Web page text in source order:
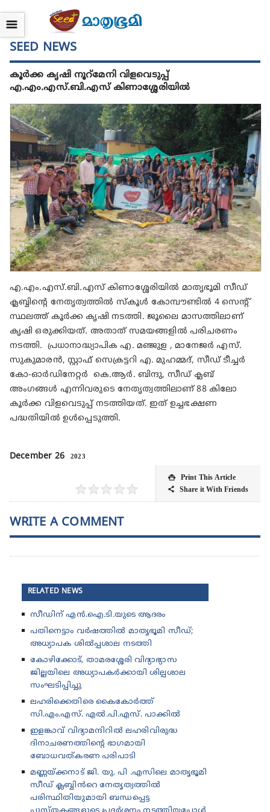
☰
SEED NEWS
കൂർക്ക കൃഷി നൂറ്മേനി വിളവെടുപ്പ്
എ.എം.എസ്.ബി.എസ് കിണാശ്ശേരിയിൽ
എ.എം.എസ്.ബി.എസ് കിണാശ്ശേരിയിൽ മാതൃഭൂമി സീഡ്
ക്ലബ്ബിന്റെ നേതൃത്വത്തിൽ സ്കൂൾ കോമ്പൗണ്ടിൽ 4 സെന്റ്
സ്ഥലത്ത് കൂർക്ക കൃഷി നടത്തി. ജൂലൈ മാസത്തിലാണ്
കൃഷി ഒരുക്കിയത്. അതാത് സമയങ്ങളിൽ പരിചരണം
നടത്തി. പ്രധാനാദ്ധ്യാപിക എ. മഞ്ജുള , മാനേജർഎസ്.
സുകുമാരൻ, സ്റ്റാഫ് സെക്രട്ടറി എ. മുഹമ്മദ്, സീഡ് ടീച്ചർ
കോ-ഓർഡിനേറ്റർ കെ.ആർ. ബിന്ദു, സീഡ് ക്ലബ്
അംഗങ്ങൾ എന്നിവരുടെ നേതൃത്വത്തിലാണ് 88 കിലോ
കൂർക്ക വിളവെടുപ്പ് നടത്തിയത്. ഇത് ഉച്ചഭക്ഷണ
പദ്ധതിയിൽ ഉൾപ്പെടുത്തി.
December 26 2023
 Print This Article
 Share it With Friends
★★★ ★★
WRITE A COMMENT
RELATED NEWS
സീഡിന് എൻ.ഐ.ടി.യുടെ ആദരം
പതിനെട്ടാം വർഷത്തിൽ മാതൃഭൂമി സീഡ്;
അധ്യാപക ശിൽപ്പശാല നടത്തി
കോഴിക്കോട്, താമരശ്ശേരി വിദ്യാഭ്യാസ
ജില്ലയിലെ അധ്യാപകർക്കായി ശില്പശാല
സംഘടിപ്പിച്ചു
ലഹരിക്കെതിരെ കൈകോർത്ത്
സി.എം.എസ്. എൽ.പി.എസ്. പാക്കിൽ
ഇളങ്കാവ് വിദ്യാമന്ദിറിൽ ലഹരിവിരുദ്ധ
ദിനാചരണത്തിന്റെ ഭാഗമായി
ബോധവത്കരണ പരിപാടി
മണ്ണയ്ക്കനാട് ജി. യു. പി .എസിലെ മാതൃഭൂമി
സീഡ് ക്ലബ്ബിൻറെ നേതൃത്വത്തിൽ
പരിസ്ഥിതിയുമായി ബന്ധപ്പെട്ട